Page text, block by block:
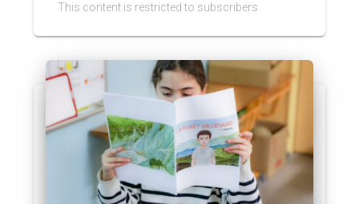
This content is restricted to subscribers